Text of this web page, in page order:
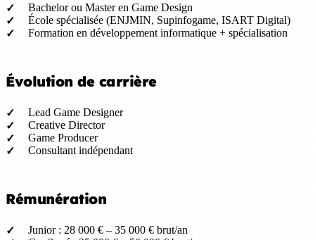
Bachelor ou Master en Game Design
École spécialisée (ENJMIN, Supinfogame, ISART Digital)
Formation en développement informatique + spécialisation
Évolution de carrière
Lead Game Designer
Creative Director
Game Producer
Consultant indépendant
Rémunération
Junior : 28 000 € – 35 000 € brut/an